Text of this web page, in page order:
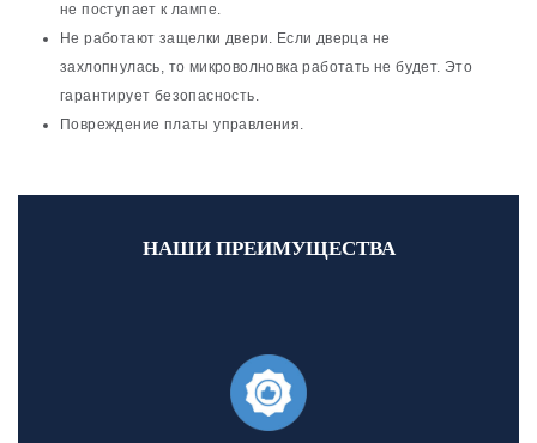
не поступает к лампе.
Не работают защелки двери. Если дверца не
захлопнулась, то микроволновка работать не будет. Это
гарантирует безопасность.
Повреждение платы управления.
НАШИ ПРЕИМУЩЕСТВА